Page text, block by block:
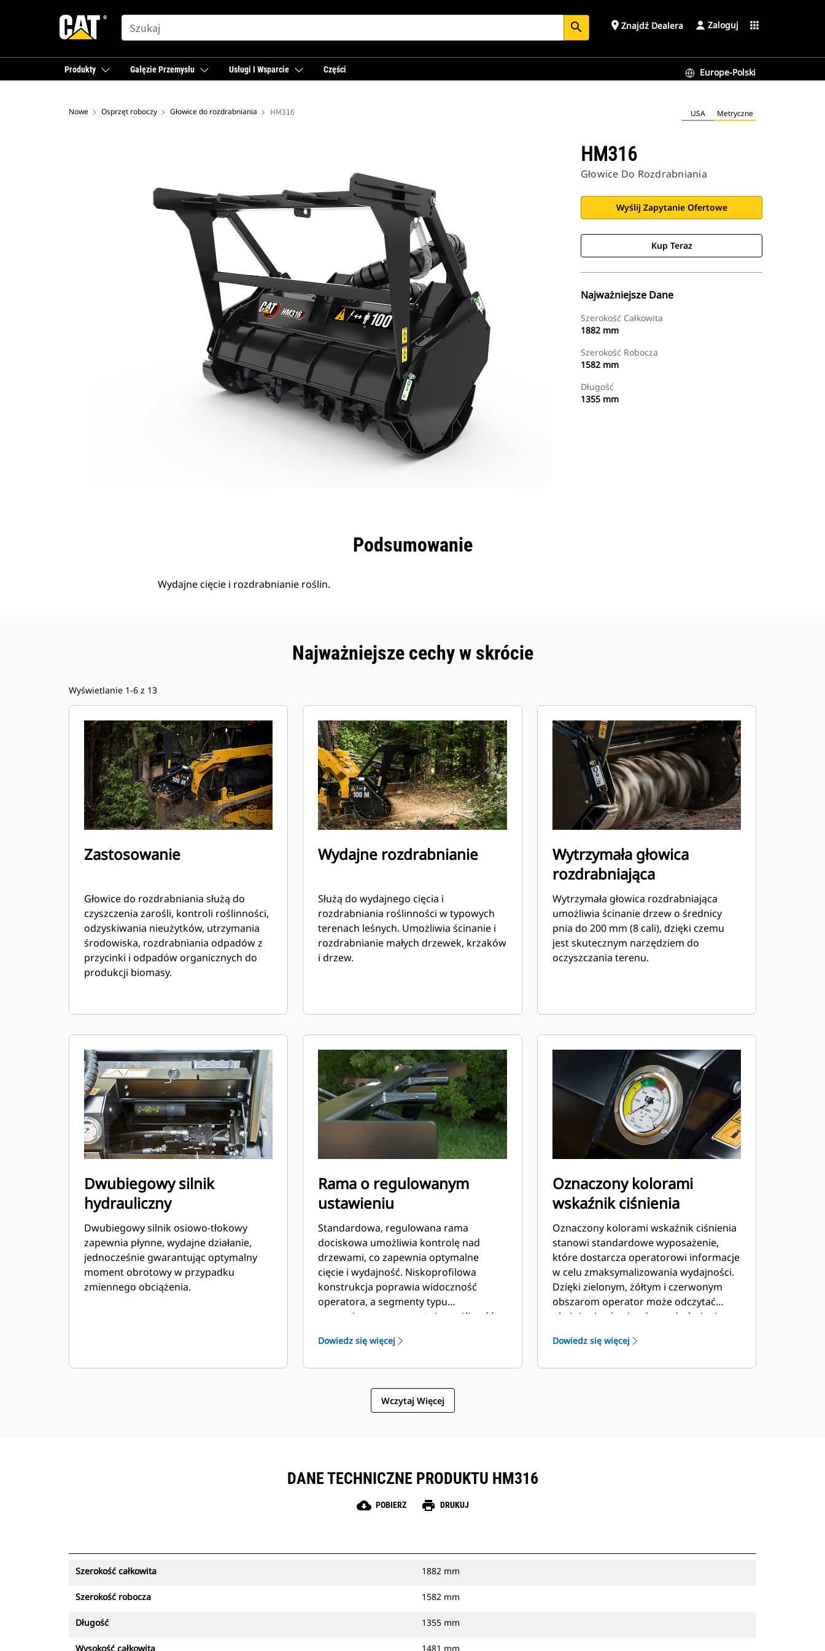
SEARCH search place Znajdź Dealera Zaloguj apps
Produkty Gałęzie Przemysłu Usługi I Wsparcie Części Europe-Polski
Nowe Osprzęt roboczy Głowice do rozdrabniania HM316 USA Metryczne
HM316
Głowice Do Rozdrabniania
Wyślij Zapytanie Ofertowe
Kup Teraz
Najważniejsze Dane
Szerokość Całkowita
1882 mm
Szerokość Robocza
1582 mm
Długość
1355 mm
Podsumowanie
Wydajne cięcie i rozdrabnianie roślin.
Najważniejsze cechy w skrócie
Wyświetlanie 1-6 z 13
Zastosowanie
Głowice do rozdrabniania służą do
czyszczenia zarośli, kontroli roślinności,
odzyskiwania nieużytków, utrzymania
środowiska, rozdrabniania odpadów z
przycinki i odpadów organicznych do
produkcji biomasy.
Wydajne rozdrabnianie
Służą do wydajnego cięcia i
rozdrabniania roślinności w typowych
terenach leśnych. Umożliwia ścinanie i
rozdrabnianie małych drzewek, krzaków
i drzew.
Wytrzymała głowica
rozdrabniająca
Wytrzymała głowica rozdrabniająca
umożliwia ścinanie drzew o średnicy
pnia do 200 mm (8 cali), dzięki czemu
jest skutecznym narzędziem do
oczyszczania terenu.
Dwubiegowy silnik
hydrauliczny
Dwubiegowy silnik osiowo-tłokowy
zapewnia płynne, wydajne działanie,
jednocześnie gwarantując optymalny
moment obrotowy w przypadku
zmiennego obciążenia.
Rama o regulowanym
ustawieniu
Standardowa, regulowana rama
dociskowa umożliwia kontrolę nad
drzewami, co zapewnia optymalne
cięcie i wydajność. Niskoprofilowa
konstrukcja poprawia widoczność
operatora, a segmenty typu
sworzniowego gwarantują możliwość
w danym momencie, co wydłuża ich
Dowiedz się więcej
Oznaczony kolorami
wskaźnik ciśnienia
Oznaczony kolorami wskaźnik ciśnienia
stanowi standardowe wyposażenie,
które dostarcza operatorowi informacje
w celu zmaksymalizowania wydajności.
Dzięki zielonym, żółtym i czerwonym
obszarom operator może odczytać
obciążenie głowicy do rozdrabniania
regulacja w celu zwiększenia
Dowiedz się więcej
Wczytaj Więcej
DANE TECHNICZNE PRODUKTU HM316
cloud_download POBIERZ print DRUKUJ
Szerokość całkowita 1882 mm
Szerokość robocza 1582 mm
Długość 1355 mm
Wysokość całkowita 1481 mm